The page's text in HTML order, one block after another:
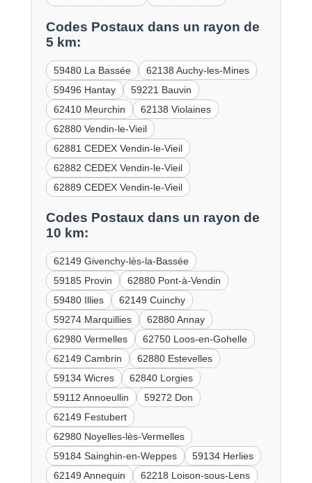
Codes Postaux dans un rayon de
5 km:
59480 La Bassée
62138 Auchy-les-Mines
59496 Hantay
59221 Bauvin
62410 Meurchin
62138 Violaines
62880 Vendin-le-Vieil
62881 CEDEX Vendin-le-Vieil
62882 CEDEX Vendin-le-Vieil
62889 CEDEX Vendin-le-Vieil
Codes Postaux dans un rayon de
10 km:
62149 Givenchy-lès-la-Bassée
59185 Provin
62880 Pont-à-Vendin
59480 Illies
62149 Cuinchy
59274 Marquillies
62880 Annay
62980 Vermelles
62750 Loos-en-Gohelle
62149 Cambrin
62880 Estevelles
59134 Wicres
62840 Lorgies
59112 Annoeullin
59272 Don
62149 Festubert
62980 Noyelles-lès-Vermelles
59184 Sainghin-en-Weppes
59134 Herlies
62149 Annequin
62218 Loison-sous-Lens